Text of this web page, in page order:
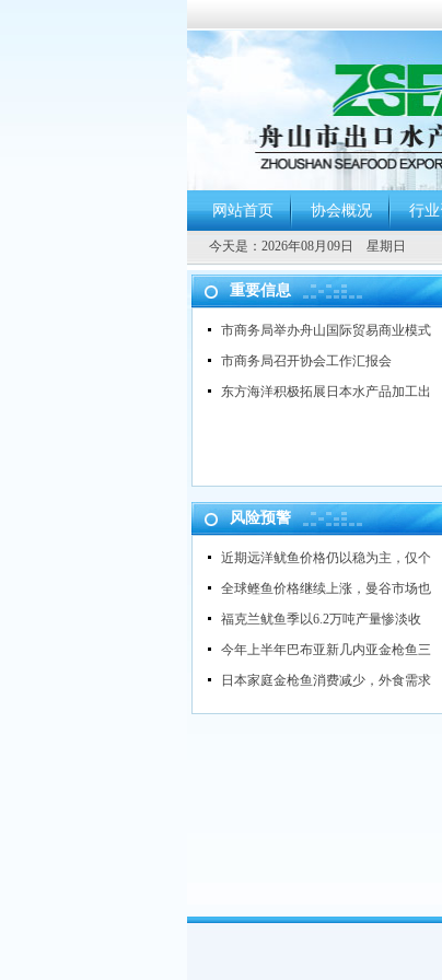
网站首页 协会概况 行
今天是： 2026年08月09日 星期日
重要信息
市商务局举办舟山国际贸易商业模式
市商务局召开协会工作汇报会
东方海洋积极拓展日本水产品加工出
风险预警
近期远洋鱿鱼价格仍以稳为主，仅个
全球鲣鱼价格继续上涨，曼谷市场也
福克兰鱿鱼季以6.2万吨产量惨淡收
今年上半年巴布亚新几内亚金枪鱼三
日本家庭金枪鱼消费减少，外食需求